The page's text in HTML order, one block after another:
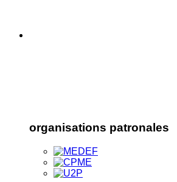
organisations patronales